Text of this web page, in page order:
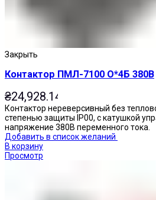
Закрыть
Контактор ПМЛ-7100 О*4Б 380В
₴24,928.14
Контактор нереверсивный без
степенью защиты IP00, с катушкой
напряжение 380В переменного тока.
Добавить в список желаний
В корзину
Просмотр